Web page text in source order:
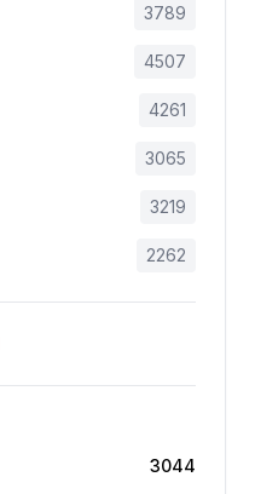
3789
4507
4261
3065
3219
2262
3044